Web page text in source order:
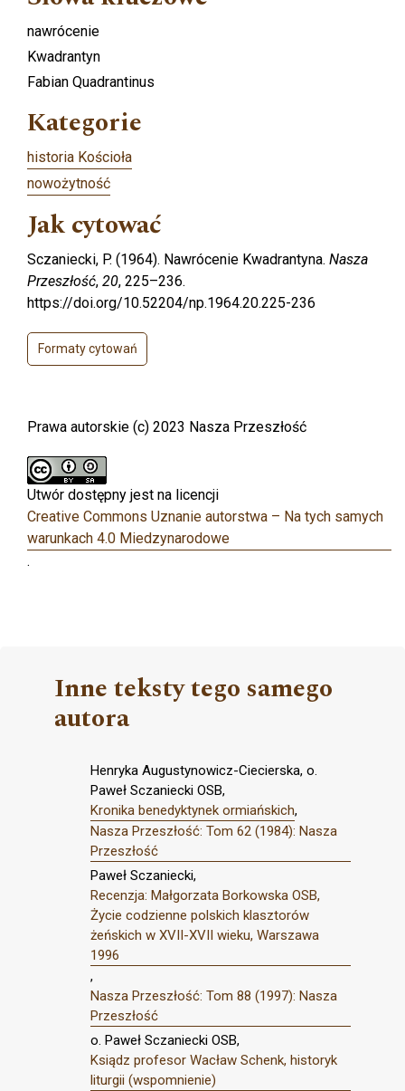
nawrócenie
Kwadrantyn
Fabian Quadrantinus
Kategorie
historia Kościoła
nowożytność
Jak cytować
Sczaniecki, P. (1964). Nawrócenie Kwadrantyna. Nasza
Przeszłość, 20, 225–236.
https://doi.org/10.52204/np.1964.20.225-236
Formaty cytowań
Prawa autorskie (c) 2023 Nasza Przeszłość
Utwór dostępny jest na licencji
Creative Commons Uznanie autorstwa – Na tych samych
warunkach 4.0 Miedzynarodowe
.
Inne teksty tego samego
autora
Henryka Augustynowicz-Ciecierska, o.
Paweł Sczaniecki OSB,
Kronika benedyktynek ormiańskich,
Nasza Przeszłość: Tom 62 (1984): Nasza
Przeszłość
Paweł Sczaniecki,
Recenzja: Małgorzata Borkowska OSB,
Życie codzienne polskich klasztorów
żeńskich w XVII-XVII wieku, Warszawa
1996
,
Nasza Przeszłość: Tom 88 (1997): Nasza
Przeszłość
o. Paweł Sczaniecki OSB,
Ksiądz profesor Wacław Schenk, historyk
liturgii (wspomnienie)